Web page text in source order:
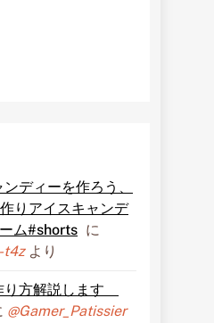
ディーを作ろう、
りアイスキャンデ
ム#shorts に
t4zより
り方解説します
@Gamer_Patissier